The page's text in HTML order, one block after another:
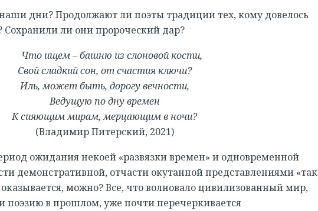
дни? Продолжают ли поэты традиции тех, кому довелось
Сохранили ли они пророческий дар?
Что ищем – башню из слоновой кости,
Свой сладкий сон, от счастия ключи?
Иль, может быть, дорогу вечности,
Ведущую по дну времен
К сияющим мирам, мерцающим в ночи?
(Владимир Питерский, 2021)
ожидания некоей «развязки времен» и одновременной
демонстративной, отчасти окутанной представлениями «так
можно? Все, что волновало цивилизованный мир,
поэзию в прошлом, уже почти перечеркивается
РЕГИСТРАЦИЯ